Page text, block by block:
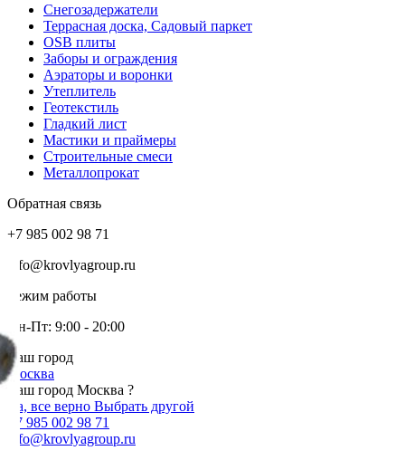
Снегозадержатели
Террасная доска, Садовый паркет
OSB плиты
Заборы и ограждения
Аэраторы и воронки
Утеплитель
Геотекстиль
Гладкий лист
Мастики и праймеры
Строительные смеси
Металлопрокат
Обратная связь
+7 985 002 98 71
info@krovlyagroup.ru
Режим работы
Пн-Пт: 9:00 - 20:00
Ваш город
Москва
Ваш город Москва ?
Да, все верно Выбрать другой
+7 985 002 98 71
info@krovlyagroup.ru